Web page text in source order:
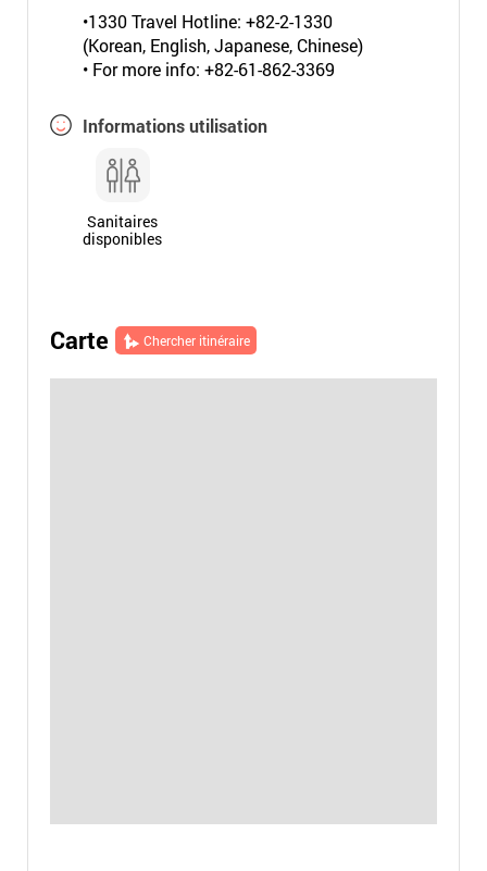
•1330 Travel Hotline: +82-2-1330
(Korean, English, Japanese, Chinese)
• For more info: +82-61-862-3369
Informations utilisation
Sanitaires
disponibles
Carte Chercher itinéraire